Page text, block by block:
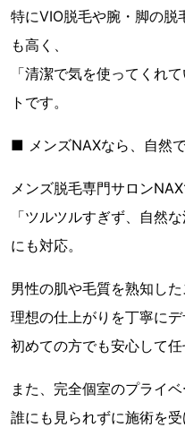
特にVIO脱毛や腕・脚の脱
も高く、
「清潔で気を使ってくれ
トです。
■ メンズNAXなら、自然
メンズ脱毛専門サロンNAX
「ツルツルすぎず、自然
にも対応。
男性の肌や毛質を熟知した
理想の仕上がりを丁寧にデ
初めての方でも安心して任
また、完全個室のプライベ
誰にも見られずに施術を